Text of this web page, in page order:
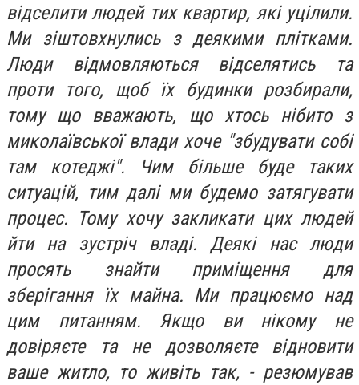
відселити людей тих квартир, які уцілили.
Ми зіштовхнулись з деякими плітками.
Люди відмовляються відселятись та
проти того, щоб їх будинки розбирали,
тому що вважають, що хтось нібито з
миколаївської влади хоче "збудувати собі
там котеджі". Чим більше буде таких
ситуацій, тим далі ми будемо затягувати
процес. Тому хочу закликати цих людей
йти на зустріч владі. Деякі нас люди
просять знайти приміщення для
зберігання їх майна. Ми працюємо над
цим питанням. Якщо ви нікому не
довіряєте та не дозволяєте відновити
ваше житло, то живіть так, - резюмував